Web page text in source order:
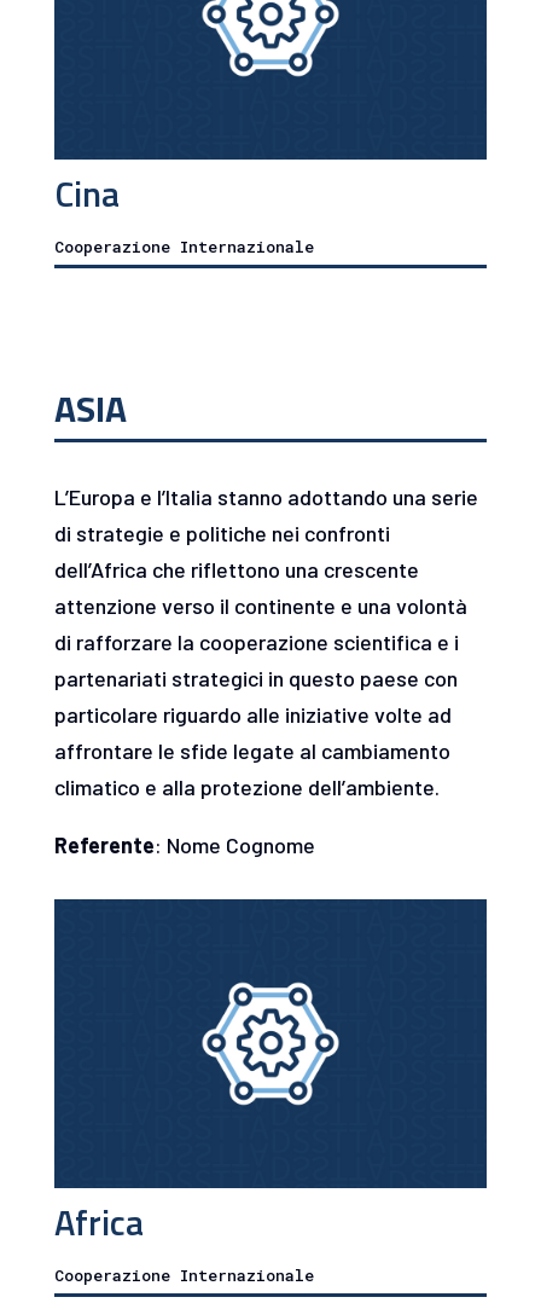
Cina
Cooperazione Internazionale
ASIA
L’Europa e l’Italia stanno adottando una serie
di strategie e politiche nei confronti
dell’Africa che riflettono una crescente
attenzione verso il continente e una volontà
di rafforzare la cooperazione scientifica e i
partenariati strategici in questo paese con
particolare riguardo alle iniziative volte ad
affrontare le sfide legate al cambiamento
climatico e alla protezione dell’ambiente.
Referente: Nome Cognome
Africa
Cooperazione Internazionale